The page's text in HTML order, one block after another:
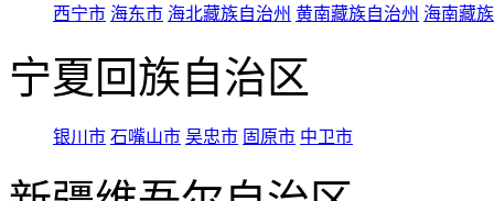
西宁市 海东市 海北藏族自治州 黄南藏族自治州 海南藏
宁夏回族自治区
银川市 石嘴山市 吴忠市 固原市 中卫市